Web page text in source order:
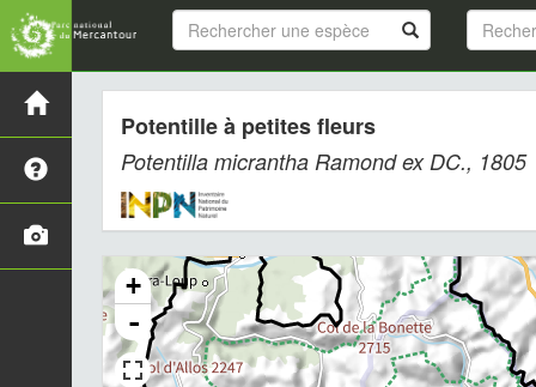
Potentille à petites fleurs
Potentilla micrantha Ramond ex DC., 1805
+
-